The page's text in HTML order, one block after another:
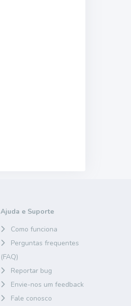
Ajuda e Suporte
Como funciona
Perguntas frequentes
(FAQ)
Reportar bug
Envie-nos um feedback
Fale conosco